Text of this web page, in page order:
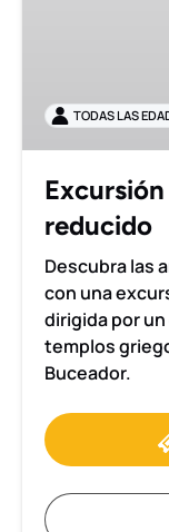
reducidoTODAS LAS
reducido
Descubra las
con una
dirigida por
templos
Buceador.